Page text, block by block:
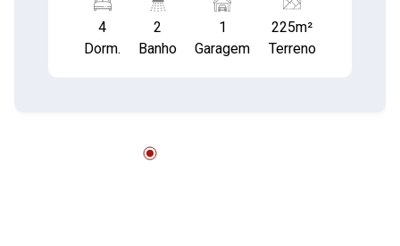
moradia, comércio ou investimento.
Características do imóvel: Terreno com 225 m²
Área construída de 143,90 m² 2 casas no
Documentação: A construção não está averbada
4
Dorm.
2
Banho
1
Garagem
225m²
Terreno